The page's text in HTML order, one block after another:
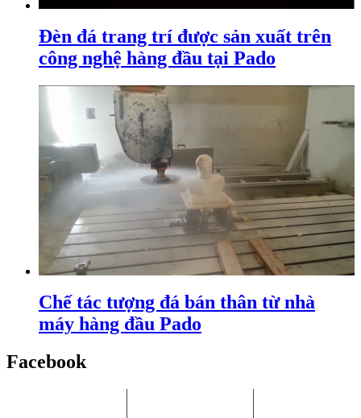
Đèn đá trang trí được sản xuất trên
công nghệ hàng đầu tại Pado
Chế tác tượng đá bán thân từ nhà
máy hàng đầu Pado
Facebook